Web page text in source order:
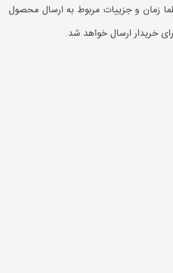
زمان و جزییات مربوط به ارسال محصول
خریدار ارسال خواهد شد.